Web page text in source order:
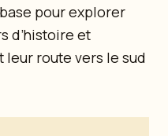
pour explorer
d’histoire et
leur route vers le sud